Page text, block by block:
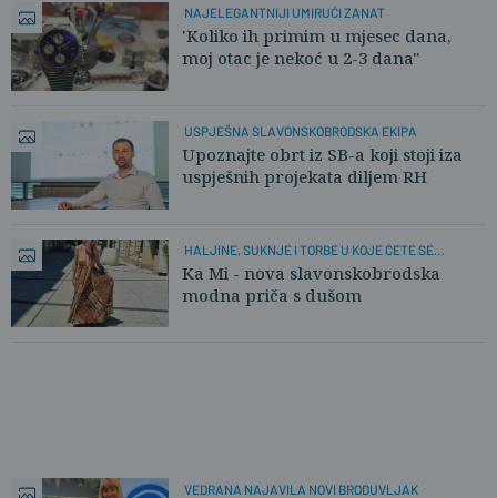
NAJELEGANTNIJI UMIRUĆI ZANAT
'Koliko ih primim u mjesec dana,
moj otac je nekoć u 2-3 dana"
USPJEŠNA SLAVONSKOBRODSKA EKIPA
Upoznajte obrt iz SB-a koji stoji iza
uspješnih projekata diljem RH
HALJINE, SUKNJE I TORBE U KOJE ĆETE SE
ZALJUBITI
Ka Mi - nova slavonskobrodska
modna priča s dušom
VEDRANA NAJAVILA NOVI BRODUVLJAK